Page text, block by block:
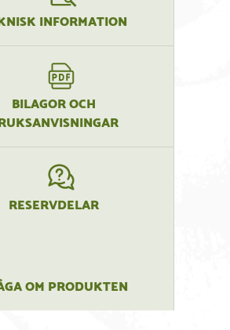
INFORMATION
BILAGOR OCH
RESERVDELAR
OM PRODUKTEN